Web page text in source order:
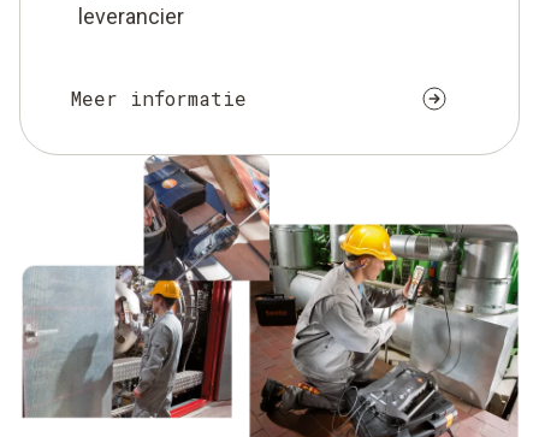
leverancier
Meer informatie